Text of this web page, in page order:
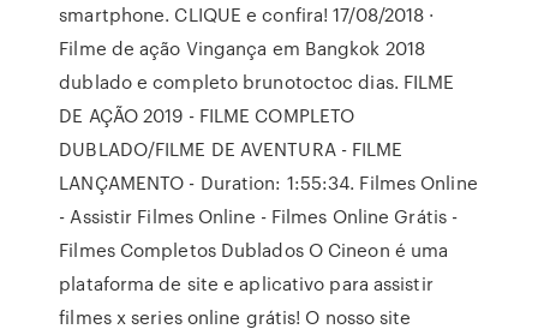
smartphone. CLIQUE e confira! 17/08/2018 ·
Filme de ação Vingança em Bangkok 2018
dublado e completo brunotoctoc dias. FILME
DE AÇÃO 2019 - FILME COMPLETO
DUBLADO/FILME DE AVENTURA - FILME
LANÇAMENTO - Duration: 1:55:34. Filmes Online
- Assistir Filmes Online - Filmes Online Grátis -
Filmes Completos Dublados O Cineon é uma
plataforma de site e aplicativo para assistir
filmes x series online grátis! O nosso site